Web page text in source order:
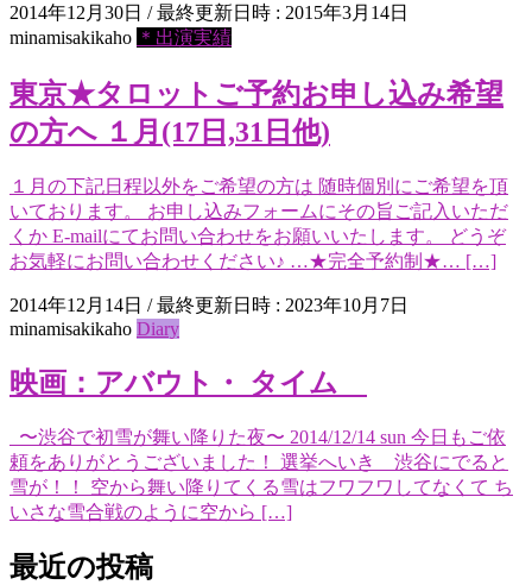
2014年12月30日 / 最終更新日時 : 2015年3月14日
minamisakikaho ＊出演実績
東京★タロットご予約お申し込み希望
の方へ １月(17日,31日他)
１月の下記日程以外をご希望の方は 随時個別にご希望を頂
いております。 お申し込みフォームにその旨ご記入いただ
くか E-mailにてお問い合わせをお願いいたします。 どうぞ
お気軽にお問い合わせください♪ …★完全予約制★… […]
2014年12月14日 / 最終更新日時 : 2023年10月7日
minamisakikaho Diary
映画：アバウト・ タイム
〜渋谷で初雪が舞い降りた夜〜 2014/12/14 sun 今日もご依
頼をありがとうございました！ 選挙へいき 渋谷にでると
雪が！！ 空から舞い降りてくる雪はフワフワしてなくて ち
いさな雪合戦のように空から […]
最近の投稿